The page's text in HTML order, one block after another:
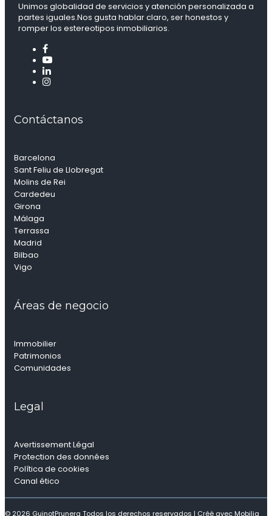
Unimos globalidad de servicios y atención personalizada a
partes iguales.Nos gusta hablar claro, ser honestos y
romper los estereotipos inmobiliarios.
Contáctanos
Barcelona
Sant Feliu de Llobregat
Molins de Rei
Cardedeu
Girona
Málaga
Terrassa
Madrid
Bilbao
Vigo
Áreas de negocio
Immobilier
Patrimonios
Comunidades
Legal
Avertissement Légal
Protection des données
Política de cookies
Canal ético
© 2026 GuinotPrunera Todos los derechos reservados | Créé avec Mobilia